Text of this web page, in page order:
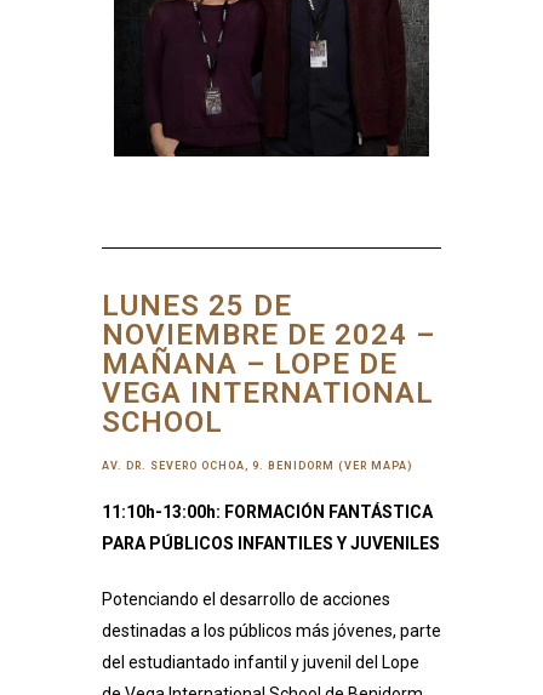
LUNES 25 DE
NOVIEMBRE DE 2024 –
MAÑANA – LOPE DE
VEGA INTERNATIONAL
SCHOOL
AV. DR. SEVERO OCHOA, 9. BENIDORM (VER MAPA)
11:10h-13:00h: FORMACIÓN FANTÁSTICA
PARA PÚBLICOS INFANTILES Y JUVENILES
Potenciando el desarrollo de acciones
destinadas a los públicos más jóvenes, parte
del estudiantado infantil y juvenil del Lope